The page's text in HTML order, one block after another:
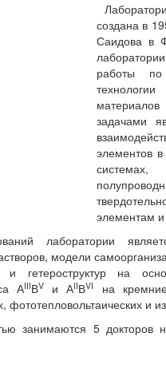
создана в
Саидова в
работы по
задачами
элементов
элементам
лаборатории
модели
гетероструктур на
АIIIВV и АIIВVI
на
фототепловольтаических и
занимаются 5 докторов